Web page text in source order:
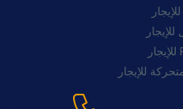
للإيجار